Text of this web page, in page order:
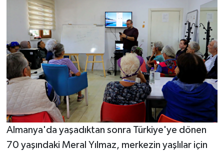
Almanya'da yaşadıktan sonra Türkiye'ye dönen
70 yaşındaki Meral Yılmaz, merkezin yaşlılar için